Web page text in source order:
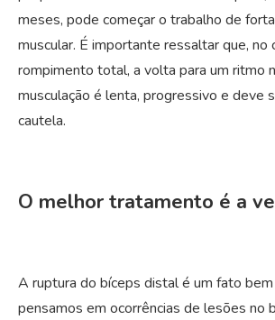
meses, pode começar o trabalho de
muscular. É importante ressaltar que, no
rompimento total, a volta para um ritmo
musculação é lenta, progressivo e deve
cautela.
O melhor tratamento é a
A ruptura do bíceps distal é um fato
pensamos em ocorrências de lesões no